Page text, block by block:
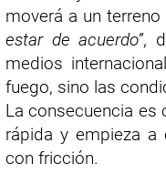
moverá a un
estar de acuerdo”,
medios
fuego, sino las
La consecuencia es
rápida y empieza
con fricción.